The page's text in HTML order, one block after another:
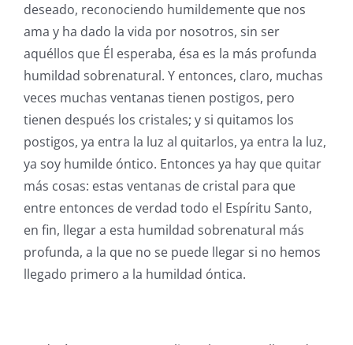
deseado, reconociendo humildemente que nos
ama y ha dado la vida por nosotros, sin ser
aquéllos que Él esperaba, ésa es la más profunda
humildad sobrenatural. Y entonces, claro, muchas
veces muchas ventanas tienen postigos, pero
tienen después los cristales; y si quitamos los
postigos, ya entra la luz al quitarlos, ya entra la luz,
ya soy humilde óntico. Entonces ya hay que quitar
más cosas: estas ventanas de cristal para que
entre entonces de verdad todo el Espíritu Santo,
en fin, llegar a esta humildad sobrenatural más
profunda, a la que no se puede llegar si no hemos
llegado primero a la humildad óntica.